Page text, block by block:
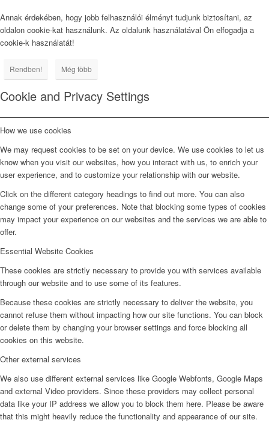
Annak érdekében, hogy jobb felhasználói élményt tudjunk biztosítani, az
oldalon cookie-kat használunk. Az oldalunk használatával Ön elfogadja a
cookie-k használatát!
Rendben! Még több
Cookie and Privacy Settings
How we use cookies
We may request cookies to be set on your device. We use cookies to let us
know when you visit our websites, how you interact with us, to enrich your
user experience, and to customize your relationship with our website.
Click on the different category headings to find out more. You can also
change some of your preferences. Note that blocking some types of cookies
may impact your experience on our websites and the services we are able to
offer.
Essential Website Cookies
These cookies are strictly necessary to provide you with services available
through our website and to use some of its features.
Because these cookies are strictly necessary to deliver the website, you
cannot refuse them without impacting how our site functions. You can block
or delete them by changing your browser settings and force blocking all
cookies on this website.
Other external services
We also use different external services like Google Webfonts, Google Maps
and external Video providers. Since these providers may collect personal
data like your IP address we allow you to block them here. Please be aware
that this might heavily reduce the functionality and appearance of our site.